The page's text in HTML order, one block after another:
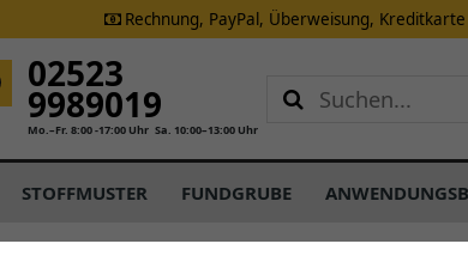
Rechnung, PayPal, Überweisung,
02523
9989019
Mo.–Fr. 8:00 -17:00 Uhr Sa. 10:00–13:00 Uhr
STOFFMUSTER FUNDGRUBE